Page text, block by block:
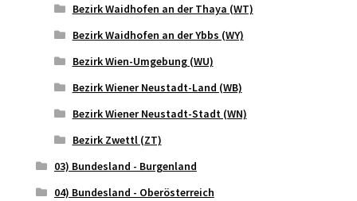
Bezirk Waidhofen an der Thaya (WT)
Bezirk Waidhofen an der Ybbs (WY)
Bezirk Wien-Umgebung (WU)
Bezirk Wiener Neustadt-Land (WB)
Bezirk Wiener Neustadt-Stadt (WN)
Bezirk Zwettl (ZT)
03) Bundesland - Burgenland
04) Bundesland - Oberösterreich